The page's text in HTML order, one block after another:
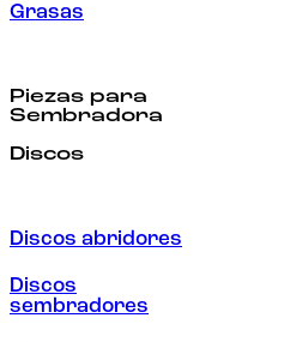
Grasas
Piezas para
Sembradora
Discos
Discos abridores
Discos
sembradores